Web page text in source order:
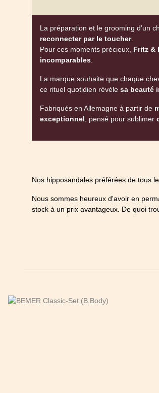
La préparation et le grooming d’un
reconnecter par le toucher.
Pour ces moments précieux, Fritz &
incomparables
La marque souhaite que chaque
ce rituel quotidien révèle sa beauté
Fabriqués en Allemagne à partir de
exceptionnel , pensé pour sublimer
Nos hipposandales préférées de tous
Nous sommes heureux d'avoir en
stock à un prix avantageux. De quoi